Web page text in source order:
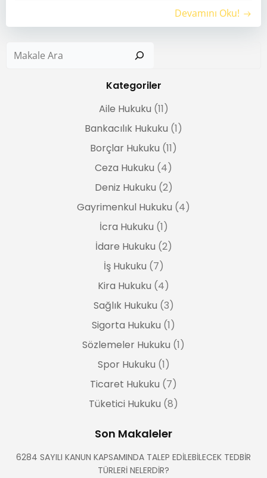
Devamını Oku!
Kategoriler
Aile Hukuku (11)
Bankacılık Hukuku (1)
Borçlar Hukuku (11)
Ceza Hukuku (4)
Deniz Hukuku (2)
Gayrimenkul Hukuku (4)
İcra Hukuku (1)
İdare Hukuku (2)
İş Hukuku (7)
Kira Hukuku (4)
Sağlık Hukuku (3)
Sigorta Hukuku (1)
Sözlemeler Hukuku (1)
Spor Hukuku (1)
Ticaret Hukuku (7)
Tüketici Hukuku (8)
Son Makaleler
6284 SAYILI KANUN KAPSAMINDA TALEP EDİLEBİLECEK TEDBİR
TÜRLERİ NELERDİR?